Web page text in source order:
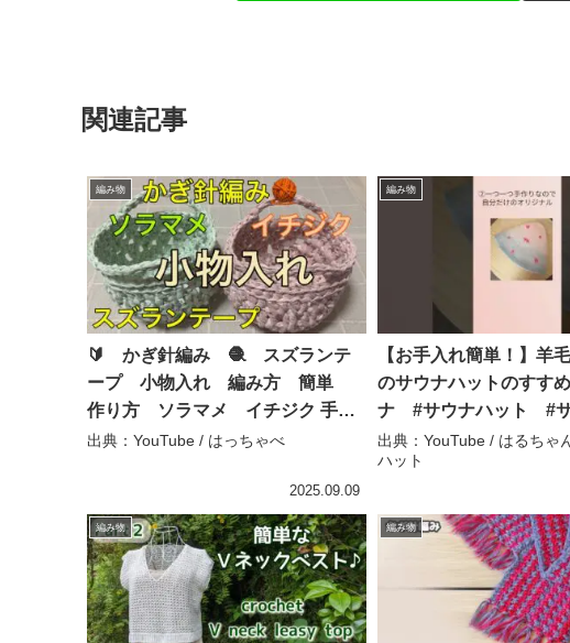
関連記事
編み物
🔰 かぎ針編み 🧶 スズランテ
ープ 小物入れ 編み方 簡単
作り方 ソラマメ イチジク 手の
ひらサイズ コロコロ 可愛く仕
出典：YouTube / はっちゃべ
2025.09.09
編み物
【お手入れ簡単！】羊
のサウナハットのすす
ナ #サウナハット #
サウナ女子 – はるちゃ
ナハット
出典：YouTube / はるちゃ
ハット
編み物 編み物